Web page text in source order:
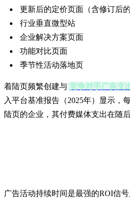
更新后的定价页面（含修订后
行业垂直微型站
企业解决方案页面
功能对比页面
季节性活动落地页
着陆页频繁创建与 竞争对手广告支
入平台基准报告（2025年）显示，
陆页的企业，其付费媒体支出在随
广告活动持续时间是最强的ROI信号